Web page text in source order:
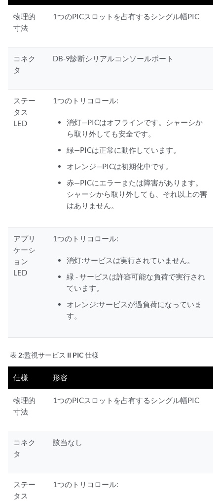
物理的
寸法
1つのPICスロットを占有するシングル幅PIC
コネク
タ
DB-9診断シリアルコンソールポート
ステー
タス
LED
1つのトリコロール:
消灯—PICはオフラインです。シャーシか
ら取り外しても安全です。
緑—PICは正常に動作しています。
オレンジ—PICは初期化中です。
赤—PICにエラーまたは障害があります。
シャーシから取り外しても、それ以上の害
はありません。
アプリ
ケーシ
ョン
LED
1つのトリコロール:
消灯:サービスは実行されていません。
緑 - サービスは許容可能な負荷で実行され
ています。
オレンジ:サービスが過負荷になっていま
す。
表 2:監視サービス II PIC 仕様
仕様 形容
物理的
寸法
1つのPICスロットを占有するシングル幅PIC
コネク
タ
該当なし
ステー
タス
1つのトリコロール: